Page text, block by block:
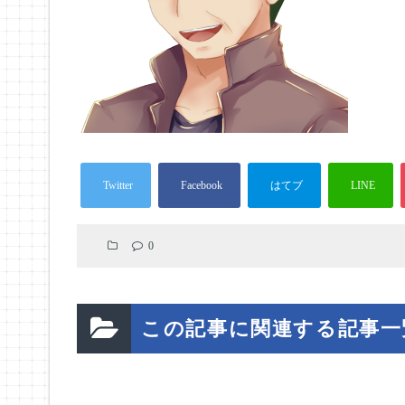
0
この記事に関連する記事一